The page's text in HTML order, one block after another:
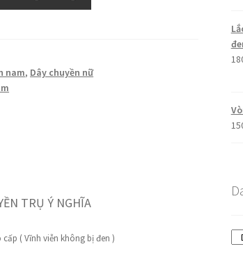
nam, Dây chuyền nữ
TRỤ Ý NGHĨA
( Vĩnh viễn không bị đen )